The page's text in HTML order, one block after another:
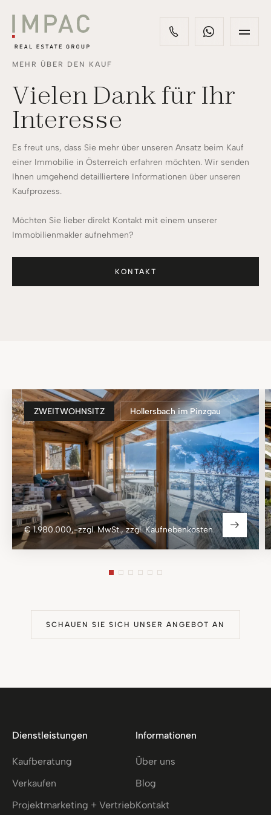
MEHR ÜBER DEN KAUF
Vielen Dank für Ihr
Interesse
Es freut uns, dass Sie mehr über unseren Ansatz beim Kauf
einer Immobilie in Österreich erfahren möchten. Wir senden
Ihnen umgehend detailliertere Informationen über unseren
Kaufprozess.
Möchten Sie lieber direkt Kontakt mit einem unserer
Immobilienmakler aufnehmen?
KONTAKT
ZWEITWOHNSITZ Hollersbach im Pinzgau
€ 1.980.000,-zzgl. MwSt., zzgl. Kaufnebenkosten.
SCHAUEN SIE SICH UNSER ANGEBOT AN
Dienstleistungen
Kaufberatung
Verkaufen
Projektmarketing + Vertrieb
Informationen
Über uns
Blog
Kontakt